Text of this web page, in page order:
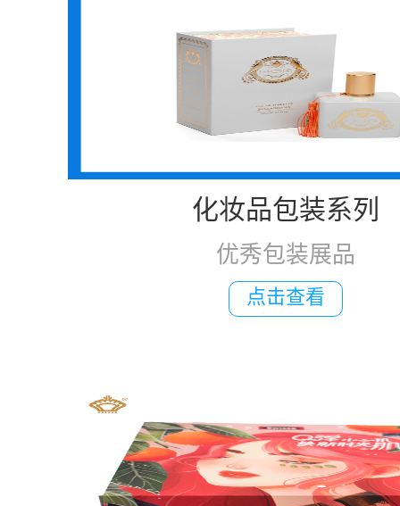
化妆品包装系列
优秀包装展品
点击查看